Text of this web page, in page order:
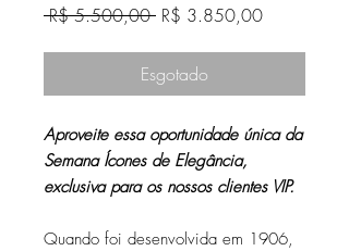
R$ 5.500,00 Preço
R$ 3.850,00Preço
Esgotado
Aproveite essa oportunidade única da
Semana Ícones de Elegância,
exclusiva para os nossos clientes VIP.
Quando foi desenvolvida em 1906,